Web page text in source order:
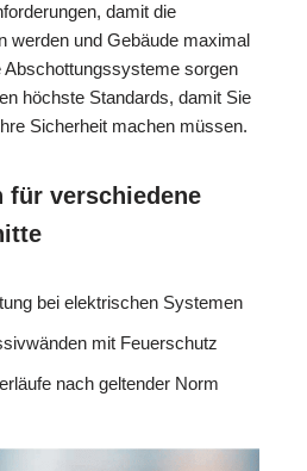
damit die
werden und Gebäude maximal
sorgen
höchste Standards, damit Sie
Sicherheit machen müssen.
für verschiedene
bei elektrischen Systemen
mit Feuerschutz
nach geltender Norm